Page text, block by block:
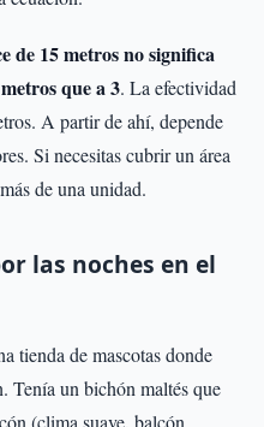
de 15 metros no significa
que a 3. La efectividad
A partir de ahí, depende
Si necesitas cubrir un área
de una unidad.
las noches en el
tienda de mascotas donde
Tenía un bichón maltés que
(clima suave, balcón